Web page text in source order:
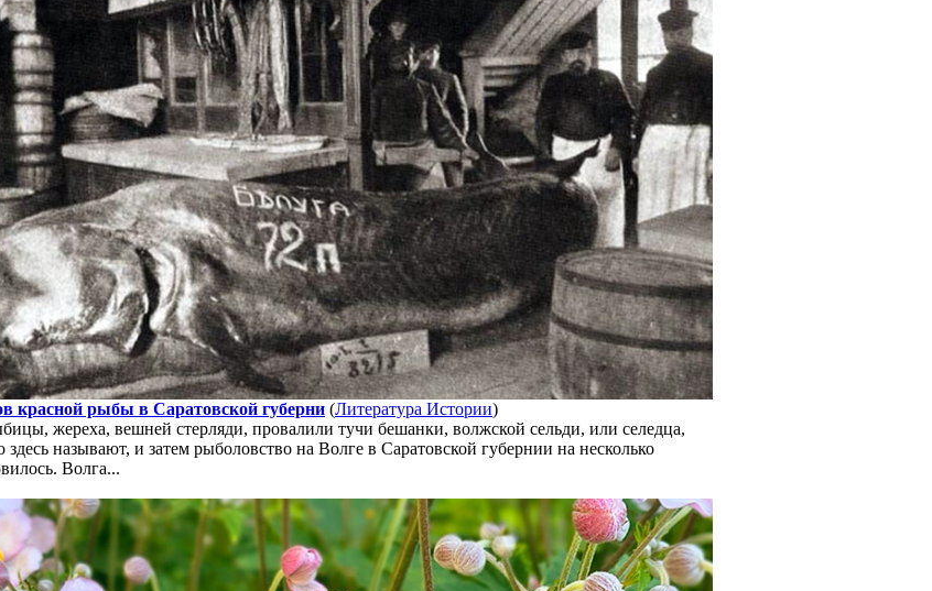
красной рыбы в Саратовской губерни (Литература Истории)
жереха, вешней стерляди, провалили тучи бешанки, волжской сельди, или селедца,
здесь называют, и затем рыболовство на Волге в Саратовской губернии на несколько
Волга...